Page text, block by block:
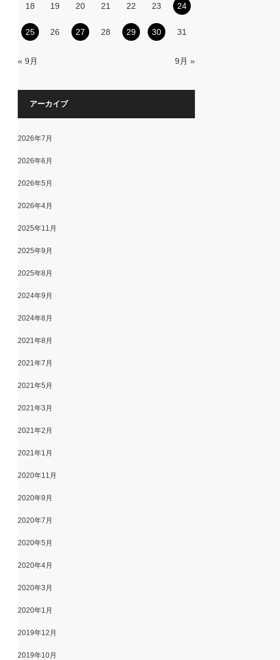
18 19 20 21 22 23 24
25 26 27 28 29 30 31
« 9月 9月 »
アーカイブ
2026年7月
2026年6月
2026年5月
2026年4月
2025年11月
2025年9月
2025年8月
2024年9月
2024年8月
2021年8月
2021年7月
2021年5月
2021年3月
2021年2月
2021年1月
2020年11月
2020年9月
2020年7月
2020年5月
2020年4月
2020年3月
2020年1月
2019年12月
2019年10月